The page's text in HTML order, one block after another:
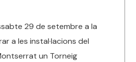
29 de setembre a la
a les instal·lacions del
un Torneig